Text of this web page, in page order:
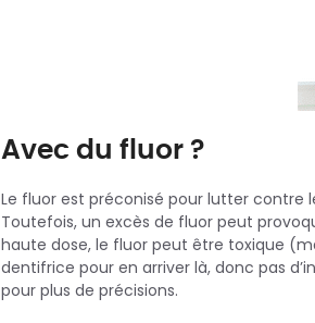
Avec du fluor ?
Le fluor est préconisé pour lutter
Toutefois, un excès de fluor peut
haute dose, le fluor peut être toxique
dentifrice pour en arriver là, donc pas
pour plus de précisions.